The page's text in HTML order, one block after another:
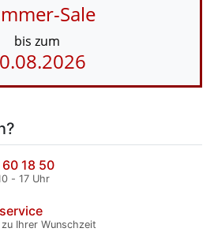
Sale
bis zum
18 50
- 17 Uhr
Ihrer Wunschzeit